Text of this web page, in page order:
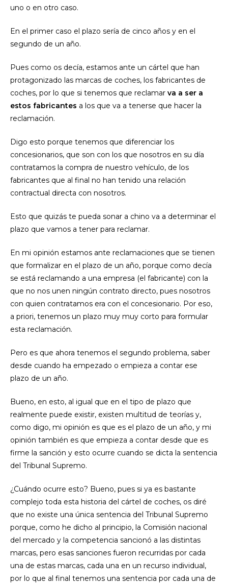
uno o en otro caso.
En el primer caso el plazo sería de cinco años y en el
segundo de un año.
Pues como os decía, estamos ante un cártel que han
protagonizado las marcas de coches, los fabricantes de
coches, por lo que si tenemos que reclamar va a ser a
estos fabricantes a los que va a tenerse que hacer la
reclamación.
Digo esto porque tenemos que diferenciar los
concesionarios, que son con los que nosotros en su día
contratamos la compra de nuestro vehículo, de los
fabricantes que al final no han tenido una relación
contractual directa con nosotros.
Esto que quizás te pueda sonar a chino va a determinar el
plazo que vamos a tener para reclamar.
En mi opinión estamos ante reclamaciones que se tienen
que formalizar en el plazo de un año, porque como decía
se está reclamando a una empresa (el fabricante) con la
que no nos unen ningún contrato directo, pues nosotros
con quien contratamos era con el concesionario. Por eso,
a priori, tenemos un plazo muy muy corto para formular
esta reclamación.
Pero es que ahora tenemos el segundo problema, saber
desde cuando ha empezado o empieza a contar ese
plazo de un año.
Bueno, en esto, al igual que en el tipo de plazo que
realmente puede existir, existen multitud de teorías y,
como digo, mi opinión es que es el plazo de un año, y mi
opinión también es que empieza a contar desde que es
firme la sanción y esto ocurre cuando se dicta la sentencia
del Tribunal Supremo.
¿Cuándo ocurre esto? Bueno, pues si ya es bastante
complejo toda esta historia del cártel de coches, os diré
que no existe una única sentencia del Tribunal Supremo
porque, como he dicho al principio, la Comisión nacional
del mercado y la competencia sancionó a las distintas
marcas, pero esas sanciones fueron recurridas por cada
una de estas marcas, cada una en un recurso individual,
por lo que al final tenemos una sentencia por cada una de